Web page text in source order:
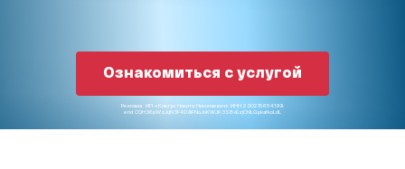
Ознакомиться с услугой
Реклама. ИП «Ковтун Никита Николаевич» ИНН 230215654199.
erid CQH36pWzJqN3F4D9iFNoJoKWJK3S8xEzjCNLGpkafkoLdL